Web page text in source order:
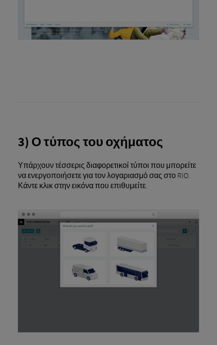
3) Ο τύπος του οχήματος
Υπάρχουν τέσσερις διαφορετικοί τύποι που μπορείτε
να ενεργοποιήσετε για τον λογαριασμό σας στο RIO.
Κάντε κλικ στην εικόνα που επιθυμείτε.